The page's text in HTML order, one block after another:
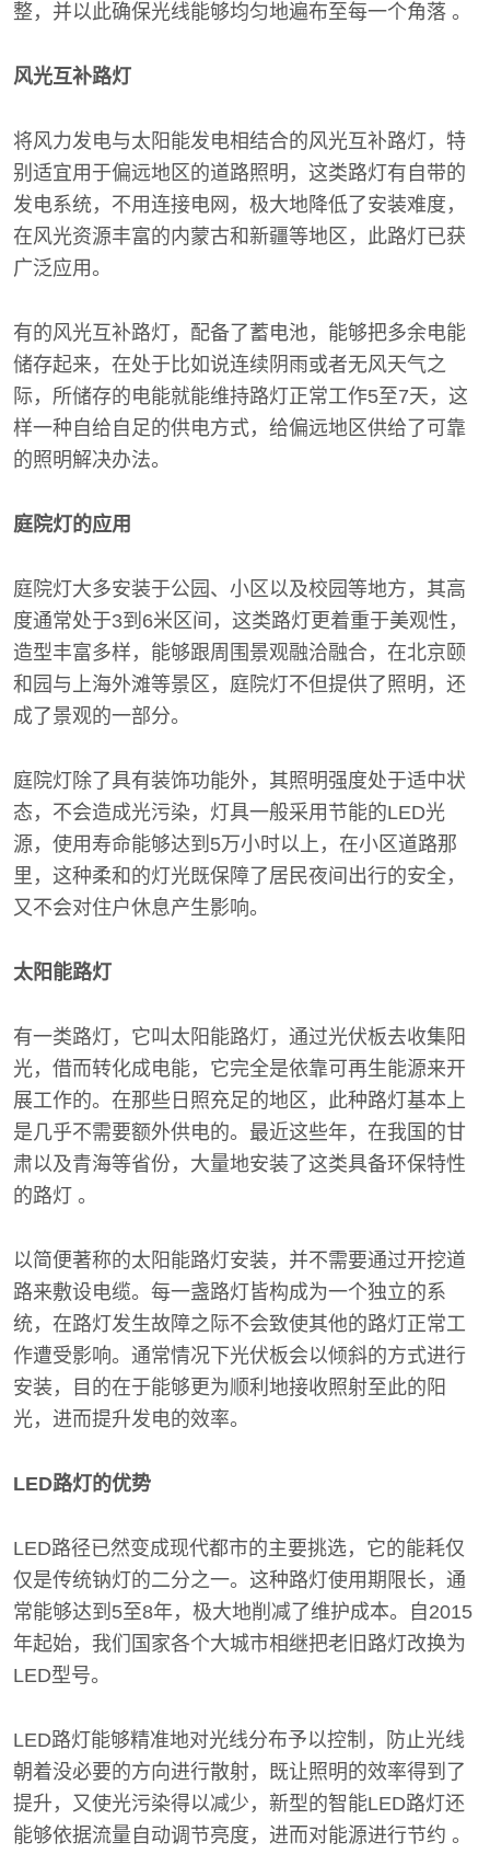
整，并以此确保光线能够均匀地遍布至每一个角落 。
风光互补路灯
将风力发电与太阳能发电相结合的风光互补路灯，特
别适宜用于偏远地区的道路照明，这类路灯有自带的
发电系统，不用连接电网，极大地降低了安装难度，
在风光资源丰富的内蒙古和新疆等地区，此路灯已获
广泛应用。
有的风光互补路灯，配备了蓄电池，能够把多余电能
储存起来，在处于比如说连续阴雨或者无风天气之
际，所储存的电能就能维持路灯正常工作5至7天，这
样一种自给自足的供电方式，给偏远地区供给了可靠
的照明解决办法。
庭院灯的应用
庭院灯大多安装于公园、小区以及校园等地方，其高
度通常处于3到6米区间，这类路灯更着重于美观性，
造型丰富多样，能够跟周围景观融洽融合，在北京颐
和园与上海外滩等景区，庭院灯不但提供了照明，还
成了景观的一部分。
庭院灯除了具有装饰功能外，其照明强度处于适中状
态，不会造成光污染，灯具一般采用节能的LED光
源，使用寿命能够达到5万小时以上，在小区道路那
里，这种柔和的灯光既保障了居民夜间出行的安全，
又不会对住户休息产生影响。
太阳能路灯
有一类路灯，它叫太阳能路灯，通过光伏板去收集阳
光，借而转化成电能，它完全是依靠可再生能源来开
展工作的。在那些日照充足的地区，此种路灯基本上
是几乎不需要额外供电的。最近这些年，在我国的甘
肃以及青海等省份，大量地安装了这类具备环保特性
的路灯 。
以简便著称的太阳能路灯安装，并不需要通过开挖道
路来敷设电缆。每一盏路灯皆构成为一个独立的系
统，在路灯发生故障之际不会致使其他的路灯正常工
作遭受影响。通常情况下光伏板会以倾斜的方式进行
安装，目的在于能够更为顺利地接收照射至此的阳
光，进而提升发电的效率。
LED路灯的优势
LED路径已然变成现代都市的主要挑选，它的能耗仅
仅是传统钠灯的二分之一。这种路灯使用期限长，通
常能够达到5至8年，极大地削减了维护成本。自2015
年起始，我们国家各个大城市相继把老旧路灯改换为
LED型号。
LED路灯能够精准地对光线分布予以控制，防止光线
朝着没必要的方向进行散射，既让照明的效率得到了
提升，又使光污染得以减少，新型的智能LED路灯还
能够依据流量自动调节亮度，进而对能源进行节约 。